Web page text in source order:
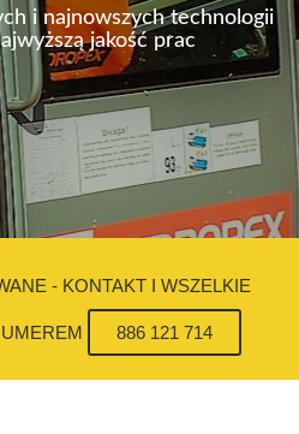
i najnowszych technologii
jakość prac
- KONTAKT I WSZELKIE
886 121 714